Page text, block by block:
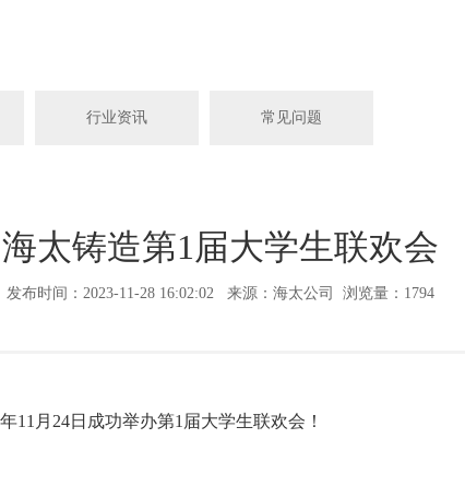
行业资讯 常见问题
海太铸造第1届大学生联欢会
发布时间：2023-11-28 16:02:02 来源：海太公司 浏览量：1794
11月24日成功举办第1届大学生联欢会！